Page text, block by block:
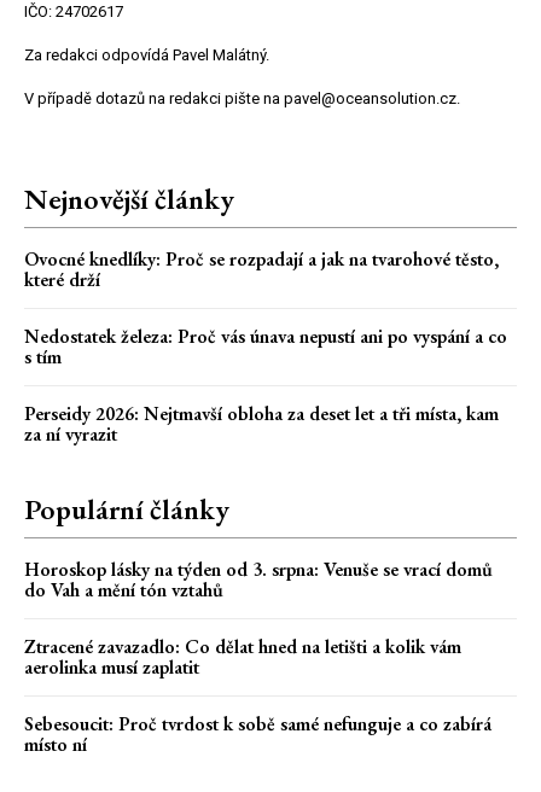
IČO: 24702617
Za redakci odpovídá Pavel Malátný.
V případě dotazů na redakci pište na pavel@oceansolution.cz.
Nejnovější články
Ovocné knedlíky: Proč se rozpadají a jak na tvarohové těsto,
které drží
Nedostatek železa: Proč vás únava nepustí ani po vyspání a co
s tím
Perseidy 2026: Nejtmavší obloha za deset let a tři místa, kam
za ní vyrazit
Populární články
Horoskop lásky na týden od 3. srpna: Venuše se vrací domů
do Vah a mění tón vztahů
Ztracené zavazadlo: Co dělat hned na letišti a kolik vám
aerolinka musí zaplatit
Sebesoucit: Proč tvrdost k sobě samé nefunguje a co zabírá
místo ní